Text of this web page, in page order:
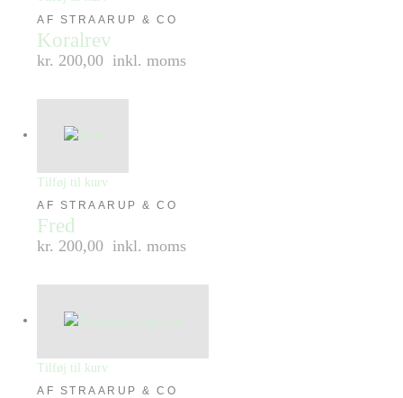
AF STRAARUP & CO
Koralrev
kr. 200,00 inkl. moms
Tilføj til kurv
AF STRAARUP & CO
Fred
kr. 200,00 inkl. moms
Tilføj til kurv
AF STRAARUP & CO